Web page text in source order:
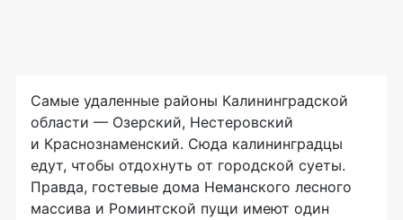
Самые удаленные районы Калининградской
области — Озерский, Нестеровский
и Краснознаменский. Сюда калининградцы
едут, чтобы отдохнуть от городской суеты.
Правда, гостевые дома Неманского лесного
массива и Роминтской пущи имеют один